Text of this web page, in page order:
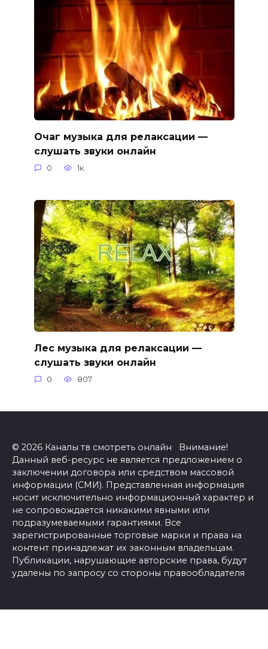
Очаг музыка для релаксации —
слушать звуки онлайн
0 1к.
Лес музыка для релаксации —
слушать звуки онлайн
0 807
© 2026 Каналы тв смотреть онлайн Внимание!
Данный веб-ресурс не является предложением о
заключении договора или средством массовой
информации (СМИ). Представленная информация
носит исключительно информационный характер и
не сопровождается никакими явными или
подразумеваемыми гарантиями. Все
зарегистрированные торговые марки и права на
контент принадлежат их законным владельцам.
Публикации, нарушающие авторские права, будут
удалены по запросу со стороны правообладателя